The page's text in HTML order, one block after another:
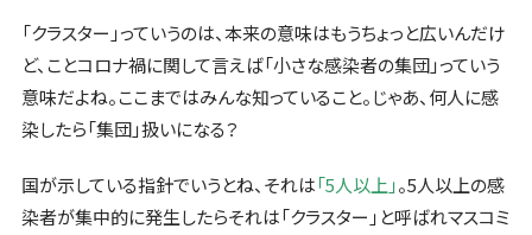
「クラスター」っていうのは、本来の意味はもうちょっと広いんだけ
ど、ことコロナ禍に関して言えば「小さな感染者の集団」っていう
意味だよね。ここまではみんな知っていること。じゃあ、何人に感
染したら「集団」扱いになる？
国が示している指針でいうとね、それは「5人以上」。5人以上の感
染者が集中的に発生したらそれは「クラスター」と呼ばれマスコミ